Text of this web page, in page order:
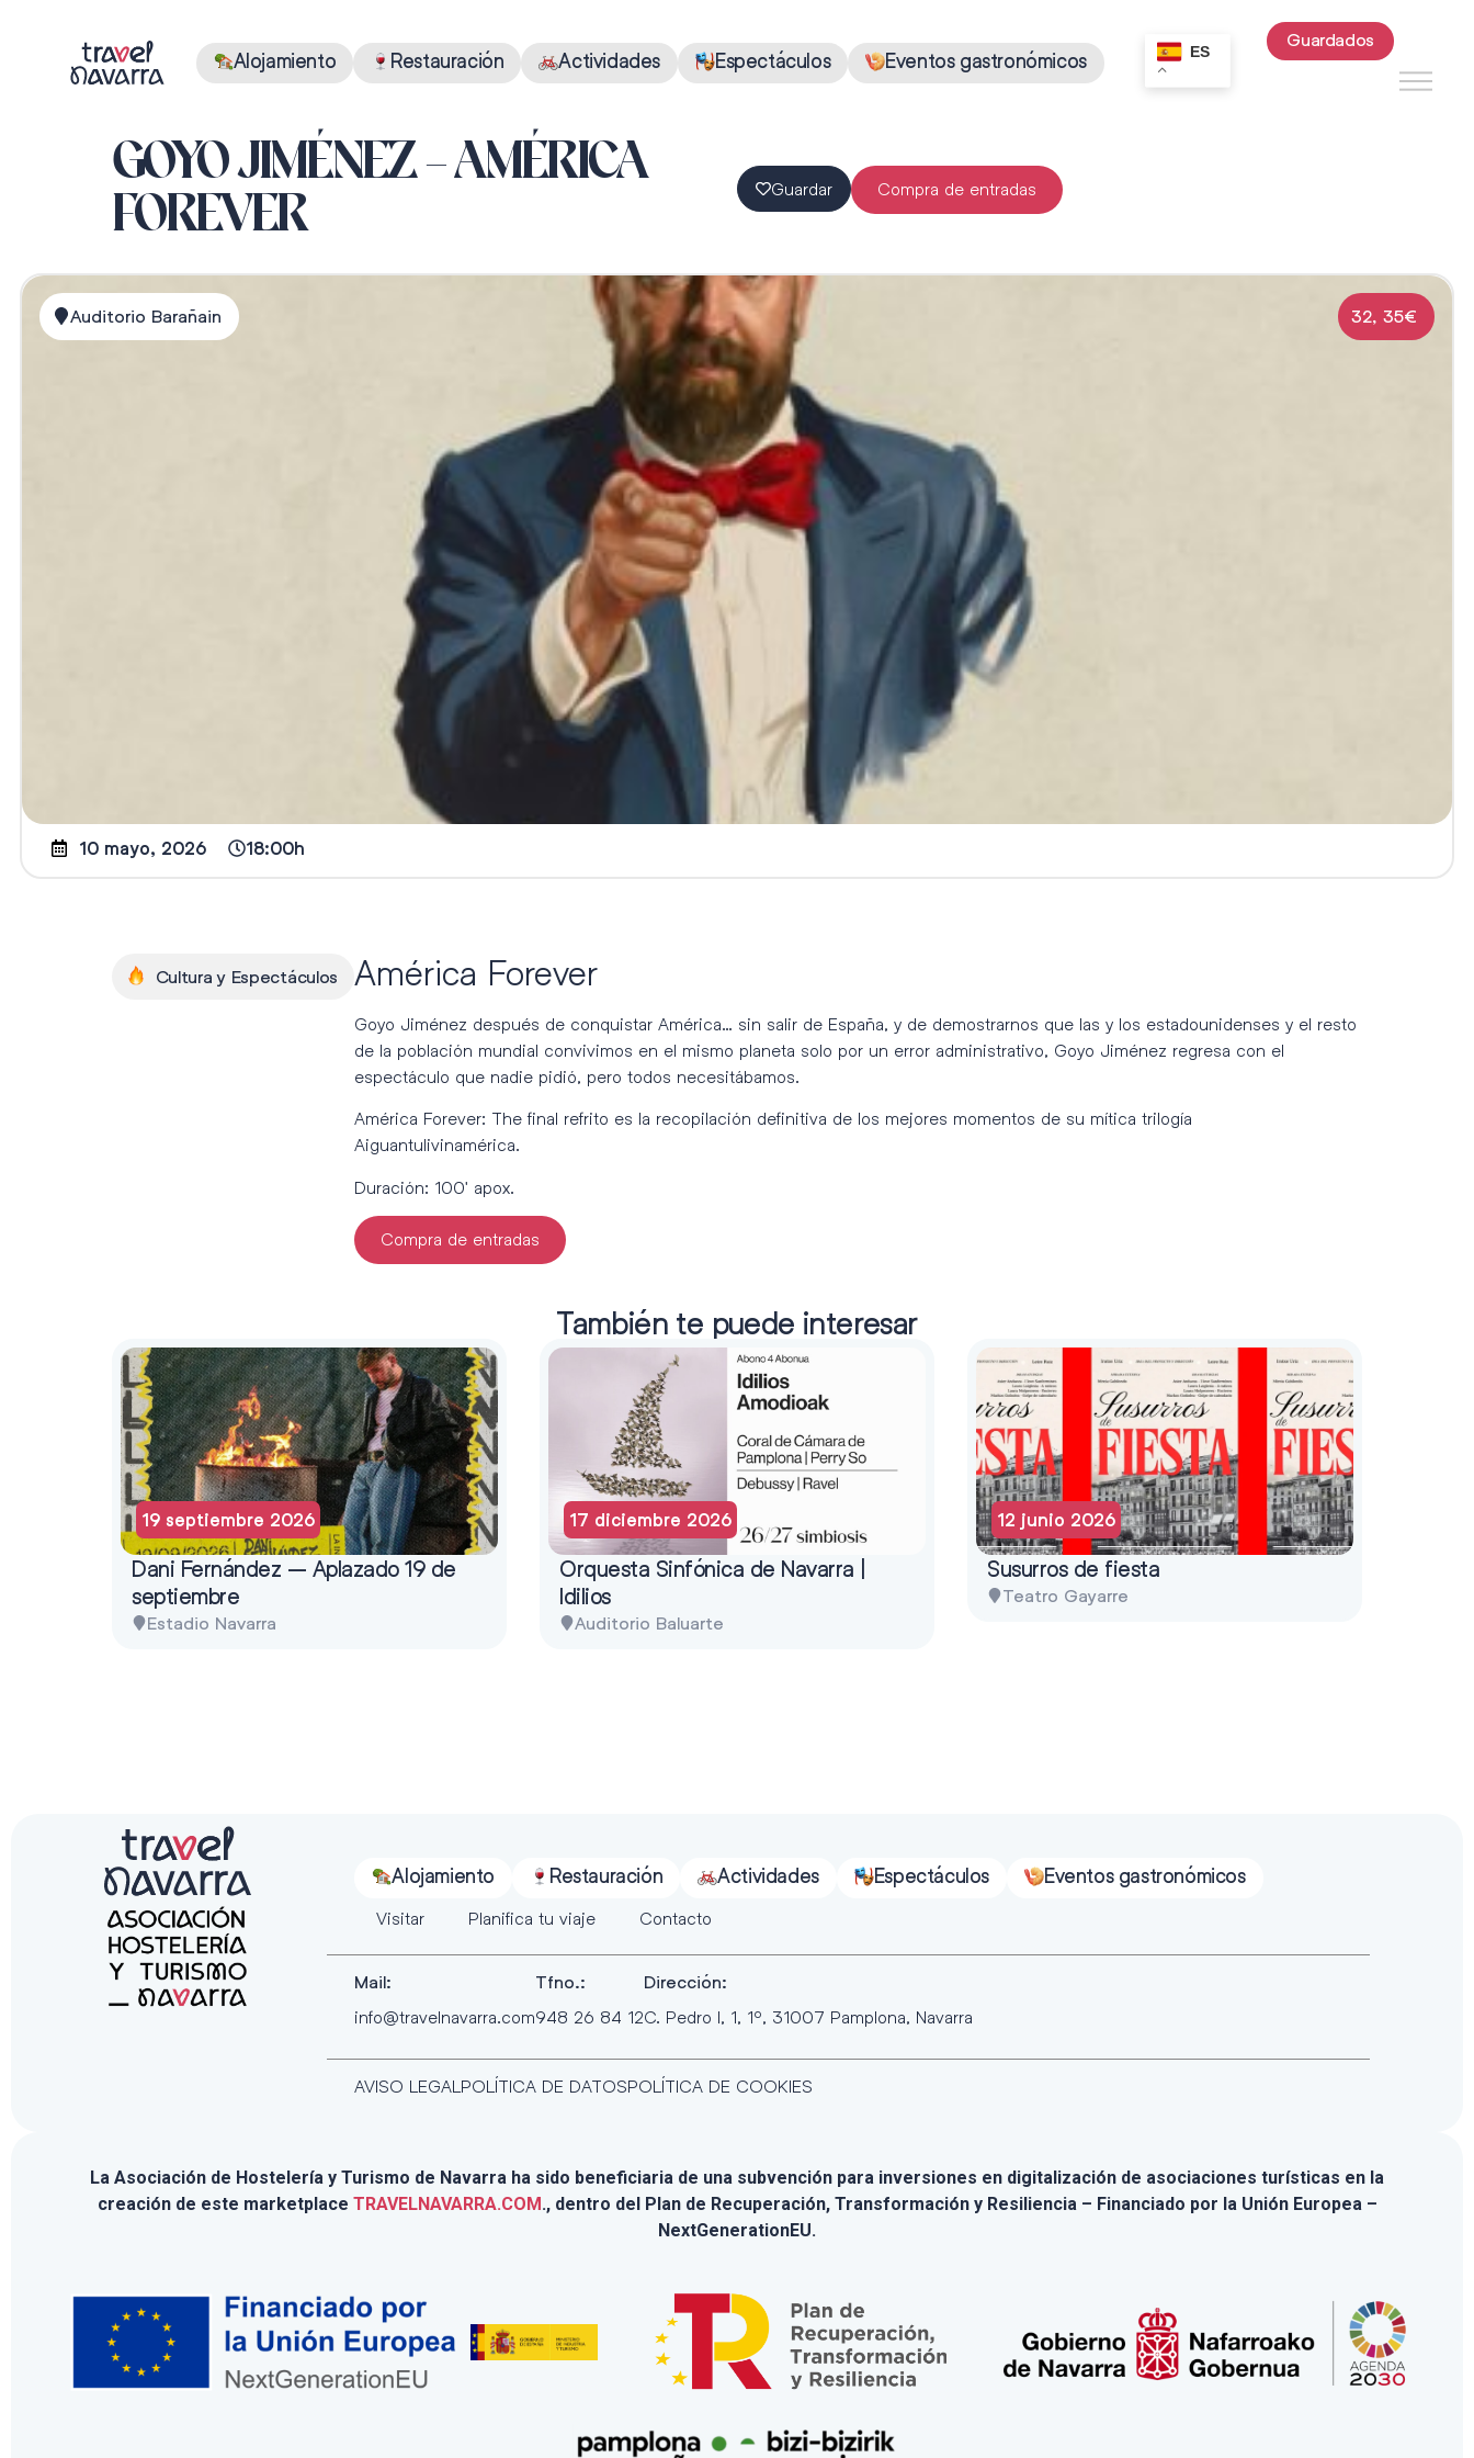
Alojamiento Restauración Actividades Espectáculos Eventos gastronómicos ES
Guardados
GOYO JIMÉNEZ – AMÉRICA
FOREVER
Guardar Compra de entradas
Auditorio Barañain 32, 35€
10 mayo, 2026 18:00h
Cultura y Espectáculos América Forever
Goyo Jiménez después de conquistar América… sin salir de España, y de demostrarnos que las y los estadounidenses y el resto
de la población mundial convivimos en el mismo planeta solo por un error administrativo, Goyo Jiménez regresa con el
espectáculo que nadie pidió, pero todos necesitábamos.
América Forever: The final refrito es la recopilación definitiva de los mejores momentos de su mítica trilogía
Aiguantulivinamérica.
Duración: 100′ apox.
Compra de entradas
También te puede interesar
19 septiembre 2026
Dani Fernández – Aplazado 19 de
septiembre
Estadio Navarra
17 diciembre 2026
Orquesta Sinfónica de Navarra |
Idilios
Auditorio Baluarte
12 junio 2026
Susurros de fiesta
Teatro Gayarre
Alojamiento Restauración Actividades Espectáculos Eventos gastronómicos
Visitar Planifica tu viaje Contacto
Mail:
info@travelnavarra.com
Tfno.:
948 26 84 12
Dirección:
C. Pedro I, 1, 1º, 31007 Pamplona, Navarra
AVISO LEGAL POLÍTICA DE DATOSPOLÍTICA DE COOKIES
La Asociación de Hostelería y Turismo de Navarra ha sido beneficiaria de una subvención para inversiones en digitalización de asociaciones turísticas en la
creación de este marketplace TRAVELNAVARRA.COM., dentro del Plan de Recuperación, Transformación y Resiliencia – Financiado por la Unión Europea –
NextGenerationEU.